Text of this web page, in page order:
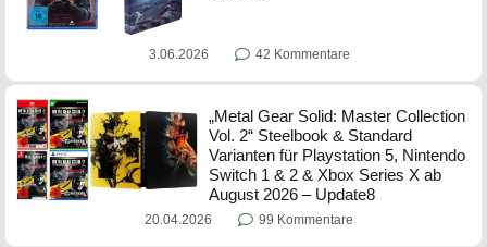
3.06.2026 42 Kommentare
„Metal Gear Solid: Master Collection
Vol. 2“ Steelbook & Standard
Varianten für Playstation 5, Nintendo
Switch 1 & 2 & Xbox Series X ab
August 2026 – Update8
20.04.2026 99 Kommentare